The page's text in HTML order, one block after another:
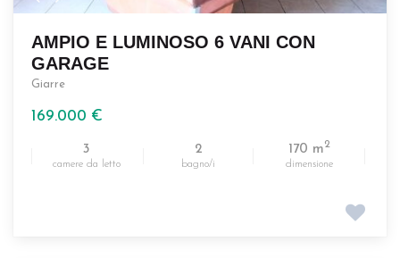
AMPIO E LUMINOSO 6 VANI CON
GARAGE
Giarre
169.000 €
3
camere da letto
2
bagno/i
170 m2
dimensione